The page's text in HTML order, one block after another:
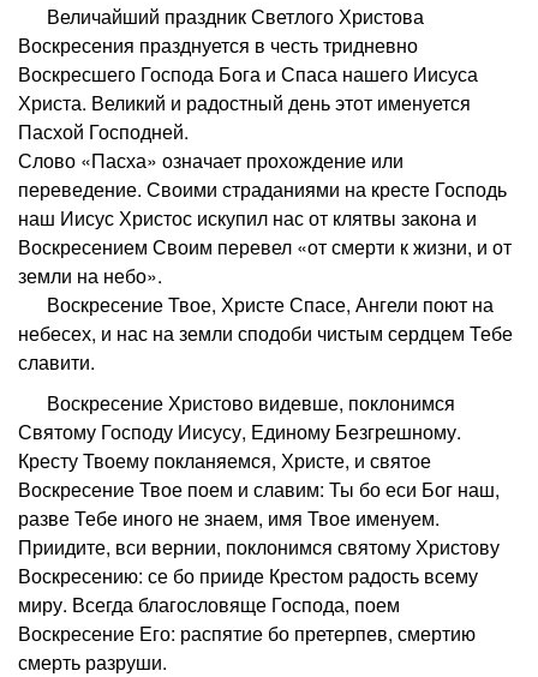
Величайший праздник Светлого Христова
Воскресения празднуется в честь тридневно
Воскресшего Господа Бога и Спаса нашего Иисуса
Христа. Великий и радостный день этот именуется
Пасхой Господней.
Слово «Пасха» означает прохождение или
переведение. Своими страданиями на кресте Господь
наш Иисус Христос искупил нас от клятвы закона и
Воскресением Своим перевел «от смерти к жизни, и от
земли на небо».
Воскресение Твое, Христе Спасе, Ангели поют на
небесех, и нас на земли сподоби чистым сердцем Тебе
славити.
Воскресение Христово видевше, поклонимся
Святому Господу Иисусу, Единому Безгрешному.
Кресту Твоему покланяемся, Христе, и святое
Воскресение Твое поем и славим: Ты бо еси Бог наш,
разве Тебе иного не знаем, имя Твое именуем.
Приидите, вси вернии, поклонимся святому Христову
Воскресению: се бо прииде Крестом радость всему
миру. Всегда благословяще Господа, поем
Воскресение Его: распятие бо претерпев, смертию
смерть разруши.